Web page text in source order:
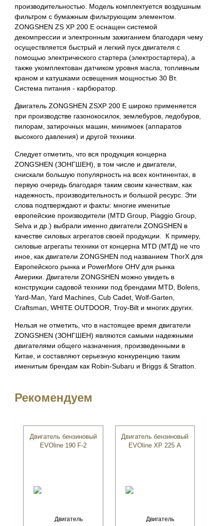
производительностью. Модель комплектуется воздушным
фильтром с бумажным фильтрующим элементом.
ZONGSHEN ZS XP 200 E оснащен системой
декомпрессии и электронным зажиганием благодаря чему
осуществляется быстрый и легкий пуск двигателя с
помощью электрического стартера (электростартера), а
также укомплектован датчиком уровня масла, топливным
краном и катушками освещения мощностью 30 Вт.
Система питания - карбюратор.
Двигатель ZONGSHEN ZSXP 200 E широко применяется
при производстве газонокосилок, землебуров, ледобуров,
пилорам, затирочных машин, минимоек (аппаратов
высокого давления) и другой техники.
Следует отметить, что вся продукция концерна
ZONGSHEN (ЗОНГШЕН), в том числе и двигатели,
снискали большую популярность на всех континентах, в
первую очередь благодаря таким своим качествам, как
надежность, производительность и большой ресурс. Эти
слова подтверждают и факты: многие именитые
европейские производители (MTD Group, Piaggio Group,
Selva и др.) выбрали именно двигатели ZONGSHEN в
качестве силовых агрегатов своей продукции. К примеру,
силовые агрегаты техники от концерна MTD (МТД) не что
иное, как двигатели ZONGSHEN под названием ThorX для
Европейского рынка и PowerMore OHV для рынка
Америки. Двигатели ZONGSHEN можно увидеть в
конструкции садовой техники под брендами MTD, Bolens,
Yard-Man, Yard Machines, Cub Cadet, Wolf-Garten,
Craftsman, WHITE OUTDOOR, Troy-Bilt и многих других.
Нельзя не отметить, что в настоящее время двигатели
ZONGSHEN (ЗОНГШЕН) являются самыми надежными
двигателями общего назначения, произведенными в
Китае, и составляют серьезную конкуренцию таким
именитым брендам как Robin-Subaru и Briggs & Stratton.
Рекомендуем
Двигатель бензиновый
EVOline 190 F-2
Двигатель бензиновый
EVOline XP 225 A